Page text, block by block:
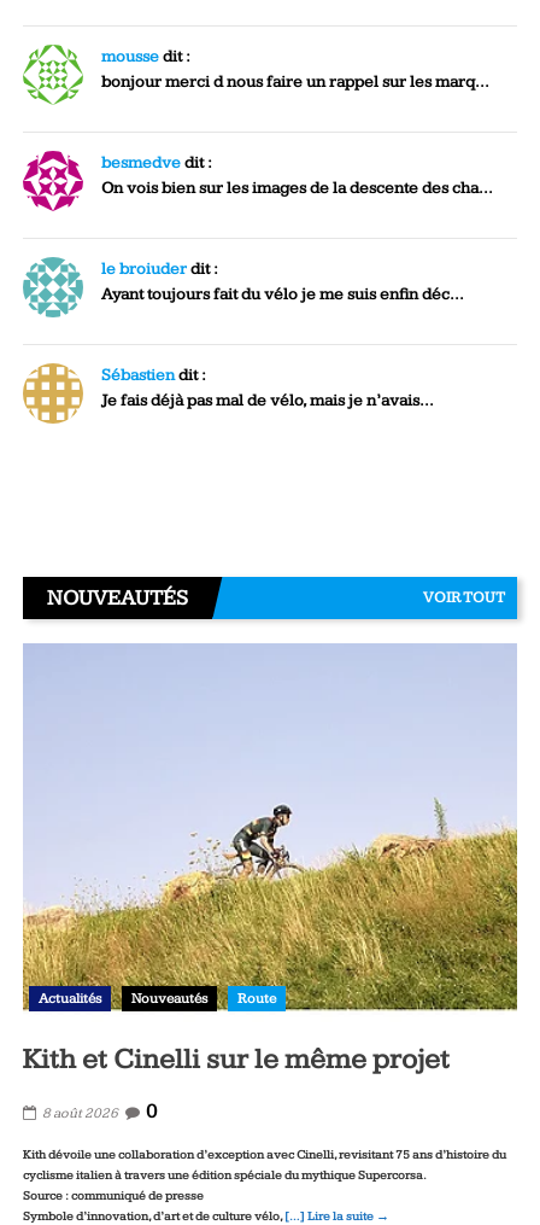
moussedit :
bonjour merci d nous faire un rappel sur les marq...
besmedvedit :
On vois bien sur les images de la descente des cha...
le broiuderdit :
Ayant toujours fait du vélo je me suis enfin déc...
Sébastiendit :
Je fais déjà pas mal de vélo, mais je n’avais...
NOUVEAUTÉS VOIR TOUT
Actualités Nouveautés Route
Kith et Cinelli sur le même projet
8 août 2026 0
Kith dévoile une collaboration d’exception avec Cinelli, revisitant 75 ans d’histoire du
cyclisme italien à travers une édition spéciale du mythique Supercorsa.
Source : communiqué de presse
Symbole d’innovation, d’art et de culture vélo,[…] Lire la suite →